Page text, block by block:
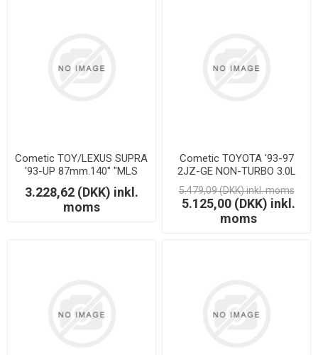
Cometic TOY/LEXUS SUPRA
'93-UP 87mm.140" "MLS
2JZ MOTOR"
3.228,62 (DKK) inkl.
moms
Cometic TOYOTA '93-97
2JZ-GE NON-TURBO 3.0L
Inline 6 87mm T
5.479,09 (DKK) inkl. moms
5.125,00 (DKK) inkl.
moms